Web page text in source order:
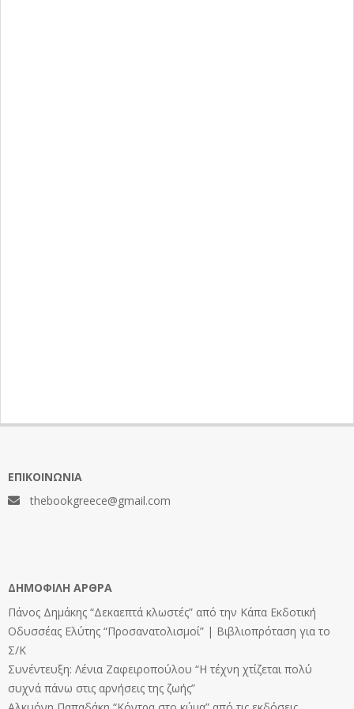
ΕΠΙΚΟΙΝΩΝΊΑ
thebookgreece@gmail.com
ΔΗΜΟΦΙΛΉ ΆΡΘΡΑ
Πάνος Δημάκης “Δεκαεπτά κλωστές” από την Κάπα Εκδοτική
Οδυσσέας Ελύτης “Προσανατολισμοί” | Βιβλιοπρόταση για το
Σ/Κ
Συνέντευξη: Λένια Ζαφειροπούλου “Η τέχνη χτίζεται πολύ
συχνά πάνω στις αρνήσεις της ζωής”